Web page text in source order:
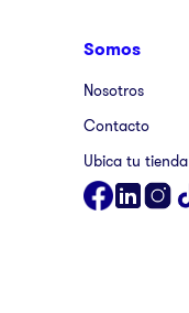
Somos
Nosotros
Contacto
Ubica tu tienda